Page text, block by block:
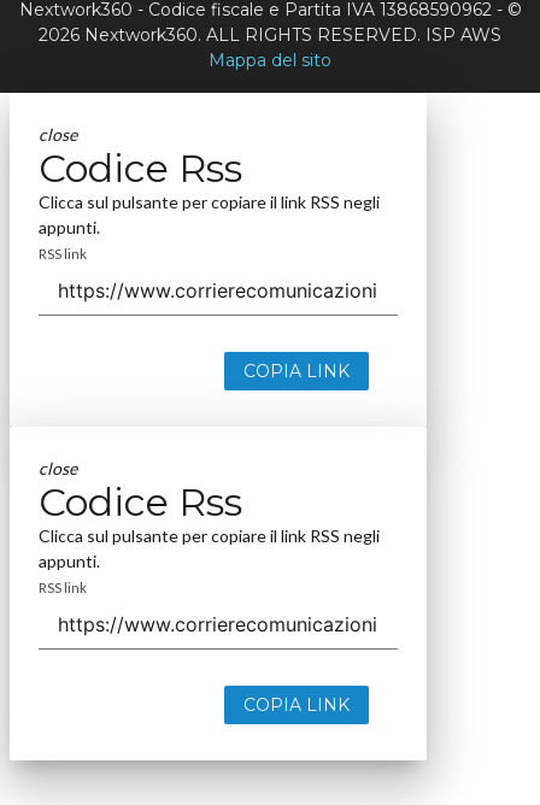
Nextwork360 - Codice fiscale e Partita IVA 13868590962 - ©
2026 Nextwork360. ALL RIGHTS RESERVED. ISP AWS
Mappa del sito
close
Codice Rss
Clicca sul pulsante per copiare il link RSS negli
appunti.
RSS link
COPIA LINK
close
Codice Rss
Clicca sul pulsante per copiare il link RSS negli
appunti.
RSS link
COPIA LINK